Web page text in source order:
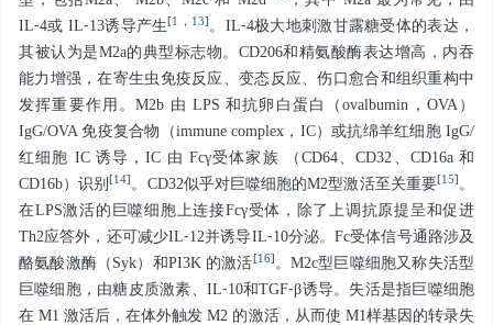
IL⁃4或 IL⁃13诱导产生[1 ， 13] 。IL⁃4极大地刺激甘露糖受体的表达，
其被认为是M2a的典型标志物。CD206和精氨酸酶表达增高，内吞
能力增强，在寄生虫免疫反应、变态反应、伤口愈合和组织重构中
发挥重要作用。M2b 由 LPS 和抗卵白蛋白（ovalbumin，OVA）
IgG/OVA 免疫复合物（immune complex，IC）或抗绵羊红细胞 IgG/
红细胞 IC 诱导，IC 由 Fcγ受体家族 （CD64、CD32、CD16a 和
CD16b）识别[14] 。CD32似乎对巨噬细胞的M2型激活至关重要[15] 。
在LPS激活的巨噬细胞上连接Fcγ受体，除了上调抗原提呈和促进
Th2应答外，还可减少IL⁃12并诱导IL⁃10分泌。Fc受体信号通路涉及
酪氨酸激酶（Syk）和PI3K 的激活[16] 。M2c型巨噬细胞又称失活型
巨噬细胞，由糖皮质激素、IL⁃10和TGF⁃β诱导。失活是指巨噬细胞
在 M1 激活后，在体外触发 M2 的激活，从而使 M1样基因的转录失